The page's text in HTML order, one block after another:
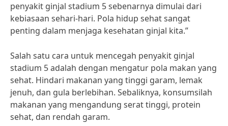
penyakit ginjal stadium 5 sebenarnya dimulai dari
kebiasaan sehari-hari. Pola hidup sehat sangat
penting dalam menjaga kesehatan ginjal kita.”
Salah satu cara untuk mencegah penyakit ginjal
stadium 5 adalah dengan mengatur pola makan yang
sehat. Hindari makanan yang tinggi garam, lemak
jenuh, dan gula berlebihan. Sebaliknya, konsumsilah
makanan yang mengandung serat tinggi, protein
sehat, dan rendah garam.